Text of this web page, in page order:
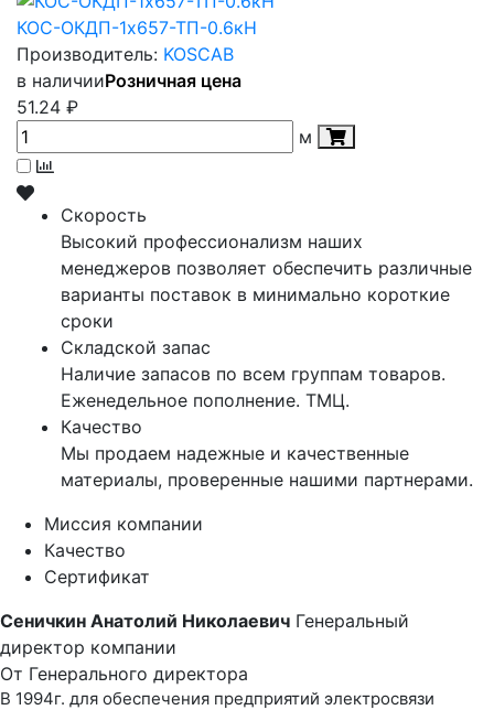
КОС-ОКДП-1х657-ТП-0.6кН
Производитель: KOSCAB
в наличииРозничная цена
51.24 ₽
м
Скорость
Высокий профессионализм наших
менеджеров позволяет обеспечить различные
варианты поставок в минимально короткие
сроки
Складской запас
Наличие запасов по всем группам товаров.
Еженедельное пополнение. ТМЦ.
Качество
Мы продаем надежные и качественные
материалы, проверенные нашими партнерами.
Миссия компании
Качество
Сертификат
Сеничкин Анатолий Николаевич Генеральный
директор компании
От Генерального директора
В 1994г. для обеспечения предприятий электросвязи